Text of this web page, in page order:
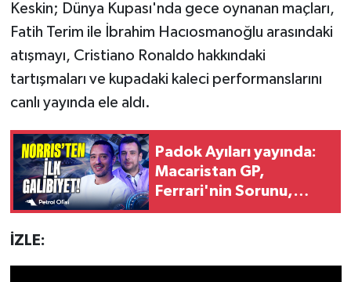
Keskin; Dünya Kupası'nda gece oynanan maçları,
Fatih Terim ile İbrahim Hacıosmanoğlu arasındaki
atışmayı, Cristiano Ronaldo hakkındaki
tartışmaları ve kupadaki kaleci performanslarını
canlı yayında ele aldı.
Padok Ayıları yayında:
Macaristan GP,
Ferrari'nin Sorunu,
Piastri'nin Şanssızlığı
İZLE: